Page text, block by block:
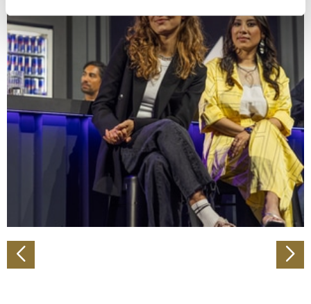
bestimmten Merkmalen (Fingerprinting) identifizieren
Erfahren Sie mehr darüber, wie Ihre persönlichen Daten
verarbeitet werden, und legen Sie Ihre Präferenzen im
Abschnitt Einzelheiten
fest.
Wir verwenden Cookies, um Inhalte und Anzeigen zu
personalisieren, Funktionen für soziale Medien anbieten
zu können und die Zugriffe auf unsere Website zu
analysieren. Außerdem geben wir Informationen zu Ihrer
Verwendung unserer Website an unsere Partner für
soziale Medien, Werbung und Analysen weiter. Unsere
Partner führen diese Informationen möglicherweise mit
haben oder die sie im Rahmen Ihrer Nutzung der Dienste
gesammelt haben.